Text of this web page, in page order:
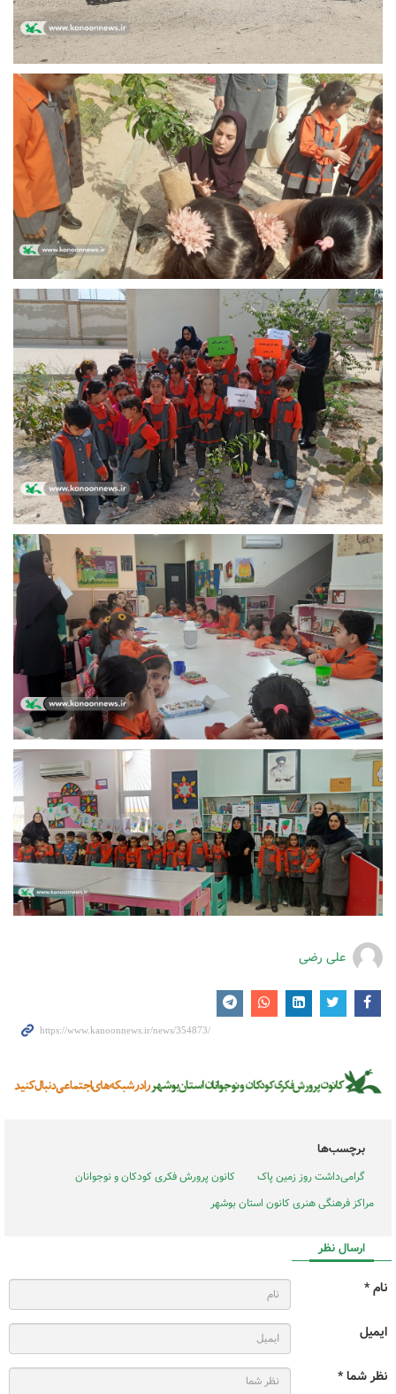
علی رضی
برچسب‌ها
گرامی‌داشت روز زمین پاک
کانون پرورش فکری کودکان و نوجوانان
مراکز فرهنگی هنری کانون استان بوشهر
ارسال نظر
نام *
ایمیل
نظر شما *